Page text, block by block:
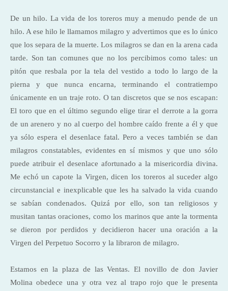
De un hilo. La vida de los toreros muy a menudo pende de un
hilo. A ese hilo le llamamos milagro y advertimos que es lo único
que los separa de la muerte. Los milagros se dan en la arena cada
tarde. Son tan comunes que no los percibimos como tales: un
pitón que resbala por la tela del vestido a todo lo largo de la
pierna y que nunca encarna, terminando el contratiempo
únicamente en un traje roto. O tan discretos que se nos escapan:
El toro que en el último segundo elige tirar el derrote a la gorra
de un arenero y no al cuerpo del hombre caído frente a él y que
ya sólo espera el desenlace fatal. Pero a veces también se dan
milagros constatables, evidentes en sí mismos y que uno sólo
puede atribuir el desenlace afortunado a la misericordia divina.
Me echó un capote la Virgen, dicen los toreros al suceder algo
circunstancial e inexplicable que les ha salvado la vida cuando
se sabían condenados. Quizá por ello, son tan religiosos y
musitan tantas oraciones, como los marinos que ante la tormenta
se dieron por perdidos y decidieron hacer una oración a la
Virgen del Perpetuo Socorro y la libraron de milagro.
Estamos en la plaza de las Ventas. El novillo de don Javier
Molina obedece una y otra vez al trapo rojo que le presenta